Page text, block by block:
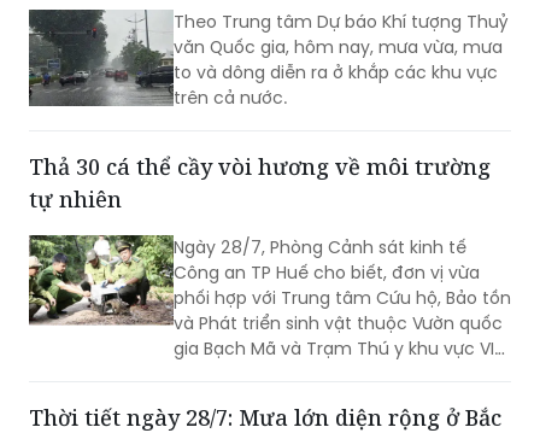
Theo Trung tâm Dự báo Khí tượng Thuỷ
văn Quốc gia, hôm nay, mưa vừa, mưa
to và dông diễn ra ở khắp các khu vực
trên cả nước.
Thả 30 cá thể cầy vòi hương về môi trường
tự nhiên
Ngày 28/7, Phòng Cảnh sát kinh tế
Công an TP Huế cho biết, đơn vị vừa
phối hợp với Trung tâm Cứu hộ, Bảo tồn
và Phát triển sinh vật thuộc Vườn quốc
gia Bạch Mã và Trạm Thú y khu vực VI
Thời tiết ngày 28/7: Mưa lớn diện rộng ở Bắc